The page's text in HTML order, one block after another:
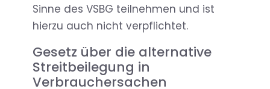
Sinne des VSBG teilnehmen und ist
hierzu auch nicht verpflichtet.
Gesetz über die alternative
Streitbeilegung in
Verbrauchersachen